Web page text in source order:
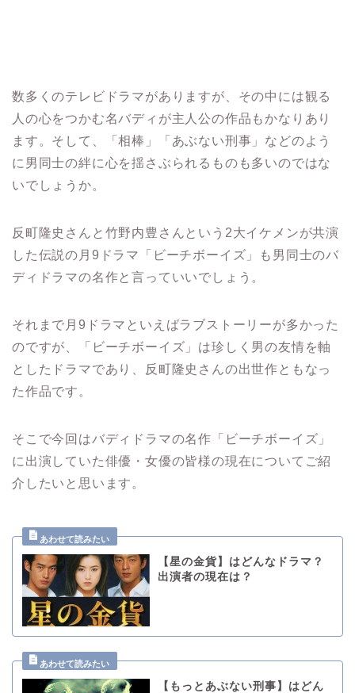
数多くのテレビドラマがありますが、その中には観る
人の心をつかむ名バディが主人公の作品もかなりあり
ます。そして、「相棒」「あぶない刑事」などのよう
に男同士の絆に心を揺さぶられるものも多いのではな
いでしょうか。
反町隆史さんと竹野内豊さんという2大イケメンが共演
した伝説の月9ドラマ「ビーチボーイズ」も男同士のバ
ディドラマの名作と言っていいでしょう。
それまで月9ドラマといえばラブストーリーが多かった
のですが、「ビーチボーイズ」は珍しく男の友情を軸
としたドラマであり、反町隆史さんの出世作ともなっ
た作品です。
そこで今回はバディドラマの名作「ビーチボーイズ」
に出演していた俳優・女優の皆様の現在についてご紹
介したいと思います。
【星の金貨】はどんなドラマ？
出演者の現在は？
【もっとあぶない刑事】はどん